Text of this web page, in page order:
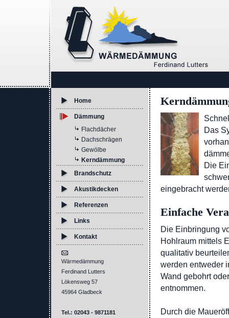
Home
Dämmung
Flachdächer
Dachschrägen
Gewölbe
Kerndämmung
Brandschutz
Akustikdecken
Referenzen
Links
Kontakt
Wärmedämmung
Ferdinand Lutters
Lökensweg 57
45964 Gladbeck
Tel.: 02043 - 9871181
Das
Die
eingebracht
Einfache
Die Einbringung
Hohlraum mittels
qualitativ
werden entweder
Wand gebohrt
entnommen.
Durch die